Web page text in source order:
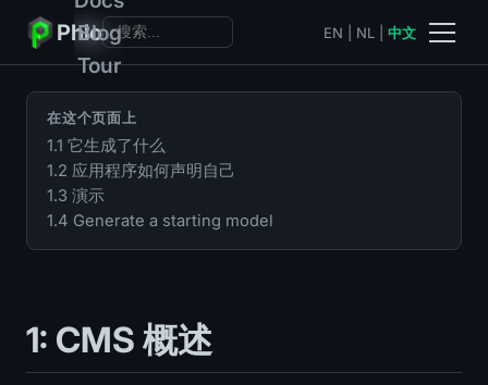
Phlo
Blog
Tour
EN NL 中文
在这个页面上
1.1 它生成了什么
1.2 应用程序如何声明自己
1.3 演示
1.4 Generate a starting model
1: CMS 概述